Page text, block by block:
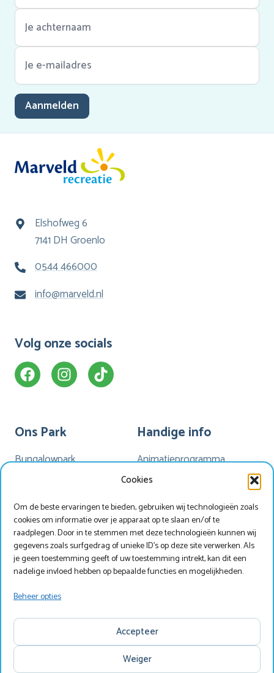
Cookies
Om de beste ervaringen te bieden, gebruiken wij technologieën zoals
cookies om informatie over je apparaat op te slaan en/of te
raadplegen. Door in te stemmen met deze technologieën kunnen wij
gegevens zoals surfgedrag of unieke ID's op deze site verwerken. Als
je geen toestemming geeft of uw toestemming intrekt, kan dit een
nadelige invloed hebben op bepaalde functies en mogelijkheden.
Beheer opties
Accepteer
Weiger
Aanmelden
Elshofweg 6
7141 DH Groenlo
0544 466000
info@marveld.nl
Volg onze socials
Ons Park
Bungalowpark
Faciliteiten
Plattegrond
Handige info
Animatieprogramma
Mijn Marveld
Nieuwsbrieven
Nieuws
Zoek & Boek Werken bij Marveld?
Copyright © Marveld Recreatie
Website, ontwerp & techniek door
DisclaimerPrivacy